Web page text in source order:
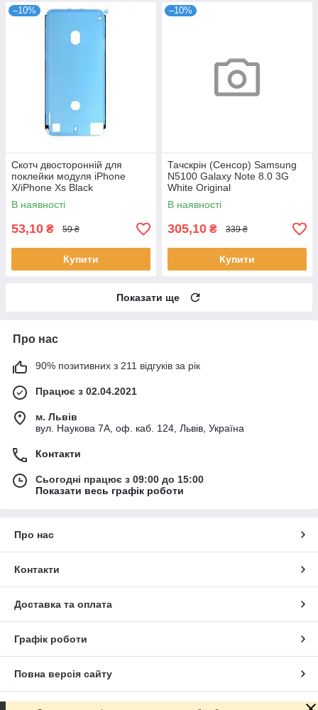
–10%
Скотч двосторонній для
поклейки модуля iPhone
X/iPhone Xs Black
В наявності
53,10 ₴ 59 ₴
Купити
–10%
Тачскрін (Сенсор) Samsung
N5100 Galaxy Note 8.0 3G
White Original
В наявності
305,10 ₴ 339 ₴
Купити
Показати ще
Про нас
90% позитивних з 211 відгуків за рік
Працює з 02.04.2021
м. Львів
вул. Наукова 7А, оф. каб. 124, Львів, Україна
Контакти
Сьогодні працює з 09:00 до 15:00
Показати весь графік роботи
Про нас
Контакти
Доставка та оплата
Графік роботи
Повна версія сайту